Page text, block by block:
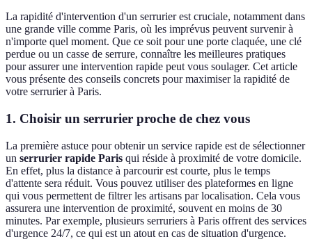
La rapidité d'intervention d'un serrurier est cruciale, notamment dans
une grande ville comme Paris, où les imprévus peuvent survenir à
n'importe quel moment. Que ce soit pour une porte claquée, une clé
perdue ou un casse de serrure, connaître les meilleures pratiques
pour assurer une intervention rapide peut vous soulager. Cet article
vous présente des conseils concrets pour maximiser la rapidité de
votre serrurier à Paris.
1. Choisir un serrurier proche de chez vous
La première astuce pour obtenir un service rapide est de sélectionner
un serrurier rapide Paris qui réside à proximité de votre domicile.
En effet, plus la distance à parcourir est courte, plus le temps
d'attente sera réduit. Vous pouvez utiliser des plateformes en ligne
qui vous permettent de filtrer les artisans par localisation. Cela vous
assurera une intervention de proximité, souvent en moins de 30
minutes. Par exemple, plusieurs serruriers à Paris offrent des services
d'urgence 24/7, ce qui est un atout en cas de situation d'urgence.